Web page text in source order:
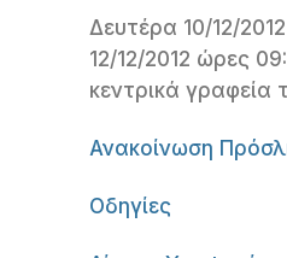
Δευτέρα 10/12/
12/12/2012 ώρες
κεντρικά
Ανακοίνωση
Οδηγίες